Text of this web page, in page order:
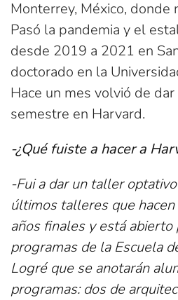
Monterrey, México, donde
Pasó la pandemia y el
desde 2019 a 2021 en
doctorado en la
Hace un mes volvió de
semestre en Harvard.
-¿Qué fuiste a hacer a
-Fui a dar un taller
últimos talleres que
años finales y está abierto
programas de la Escuela
Logré que se anotarán
programas: dos de